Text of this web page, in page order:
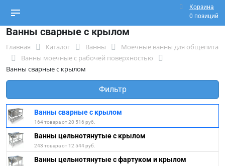
Корзина
0 позиций
Ванны сварные с крылом
Главная Каталог Ванны
Моечные ванны для общепита
Ванны моечные с рабочей поверхностью
Ванны сварные с крылом
Фильтр
Ванны сварные с крылом
164 товара от 20 516 руб.
Ванны цельнотянутые с крылом
243 товара от 12 544 руб.
Ванны цельнотянутые с фартуком и крылом